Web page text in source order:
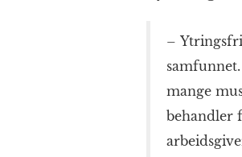
o
k
e
r
–
mange
behandler